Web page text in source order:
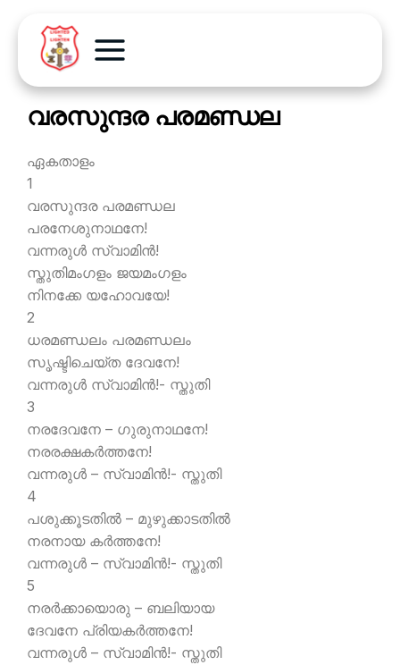
വരസുന്ദര പരമണ്ഡല
ഏകതാളം
1
വരസുന്ദര പരമണ്ഡല
പരനേശുനാഥനേ!
വന്നരുള്‍ സ്വാമിന്‍!
സ്തുതിമംഗളം ജയമംഗളം
നിനക്കേ യഹോവയേ!
2
ധരമണ്ഡലം പരമണ്ഡലം
സൃഷ്ടിചെയ്ത ദേവനേ!
വന്നരുള്‍ സ്വാമിന്‍!- സ്തുതി
3
നരദേവനേ – ഗുരുനാഥനേ!
നരരക്ഷകര്‍ത്തനേ!
വന്നരുള്‍ – സ്വാമിന്‍!- സ്തുതി
4
പശുക്കൂടതില്‍ – മുഴുക്കാടതില്‍
നരനായ കര്‍ത്തനേ!
വന്നരുള്‍ – സ്വാമിന്‍!- സ്തുതി
5
നരര്‍ക്കായൊരു – ബലിയായ
ദേവനേ പ്രിയകര്‍ത്തനേ!
വന്നരുള്‍ – സ്വാമിന്‍!- സ്തുതി